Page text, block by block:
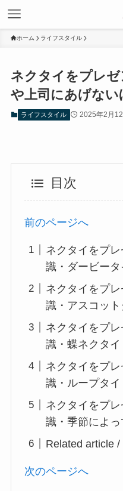
ホーム ライフスタイル
ネクタイをプレ
や上司にあげない
ライフスタイル 2025年2月12
目次
前のページへ
ネクタイをプ
識・ダービータ
ネクタイをプ
識・アスコット
ネクタイをプ
識・蝶ネクタイ
ネクタイをプ
識・ループタイ
ネクタイをプ
識・季節によっ
Related article /
次のページへ